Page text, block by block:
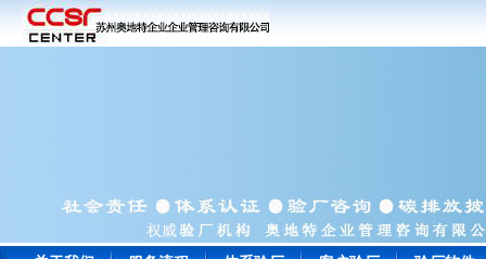
常州**玩具通过ICTI认证
WRAP 认证
苏州**鞋厂于顺利通过BSCI认证